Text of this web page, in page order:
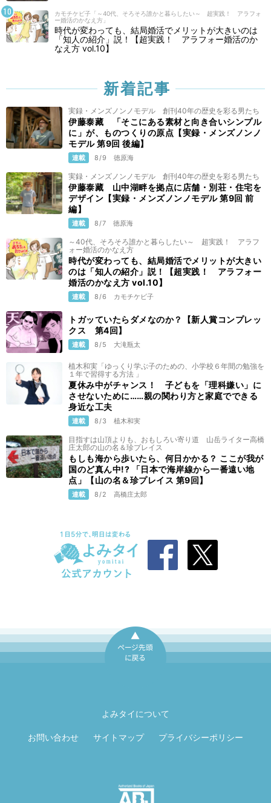
カモチケビ子「～40代、そろそろ誰かと暮らしたい～ 超実践！ アラフォ
ー婚活のかなえ方」
時代が変わっても、結局婚活でメリットが大きいのは
「知人の紹介」説！【超実践！ アラフォー婚活のか
なえ方 vol.10】
新着記事
実録・メンズノンノモデル 創刊40年の歴史を彩る男たち
伊藤泰藏 「そこにある素材と向き合いシンプル
に」が、ものつくりの原点【実録・メンズノンノ
モデル 第9回 後編】
連載 8/9 徳原海
実録・メンズノンノモデル 創刊40年の歴史を彩る男たち
伊藤泰藏 山中湖畔を拠点に店舗・別荘・住宅を
デザイン【実録・メンズノンノモデル 第9回 前
編】
連載 8/7 徳原海
～40代、そろそろ誰かと暮らしたい～ 超実践！ アラフ
ォー婚活のかなえ方
時代が変わっても、結局婚活でメリットが大きい
のは「知人の紹介」説！【超実践！ アラフォー
婚活のかなえ方 vol.10】
連載 8/6 カモチケビ子
トガッていたらダメなのか？【新人賞コンプレッ
クス 第4回】
連載 8/5 大滝瓶太
植木和実「ゆっくり学ぶ子のための、小学校６年間の勉強を
１年で習得する方法 」
夏休み中がチャンス！ 子どもを「理科嫌い」に
させないために……親の関わり方と家庭でできる
身近な工夫
連載 8/3 植木和実
目指すは山頂よりも、おもしろい寄り道 山岳ライター高橋
庄太郎の山の名＆珍プレイス
もしも海から歩いたら、何日かかる？ ここが我が
国のど真ん中!? 「日本で海岸線から一番遠い地
点」【山の名＆珍プレイス 第9回】
連載 8/2 高橋庄太郎
よみタイについて
お問い合わせ サイトマップ プライバシーポリシー